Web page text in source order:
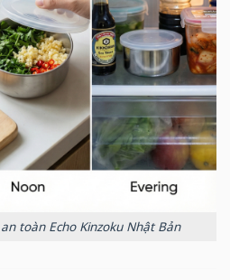
toàn Echo Kinzoku Nhật Bản